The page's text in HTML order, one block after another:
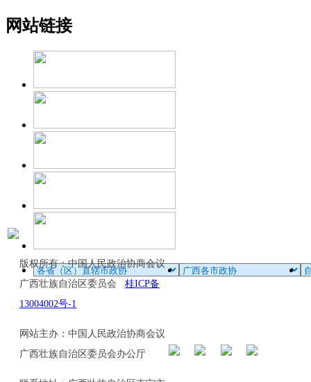
网站链接
版权所有：中国人民政治协商会议
广西壮族自治区委员会 桂ICP备
13004002号-1
网站主办：中国人民政治协商会议
广西壮族自治区委员会办公厅